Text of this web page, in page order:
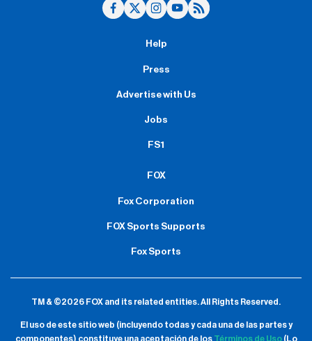
Help
Press
Advertise with Us
Jobs
FS1
FOX
Fox Corporation
FOX Sports Supports
Fox Sports
TM & ©2026 FOX and its related entities.All Rights Reserved.
El uso de este sitio web (incluyendo todas y cada una de las partes y
componentes) constituye una aceptación de los Términos de Uso(Lo